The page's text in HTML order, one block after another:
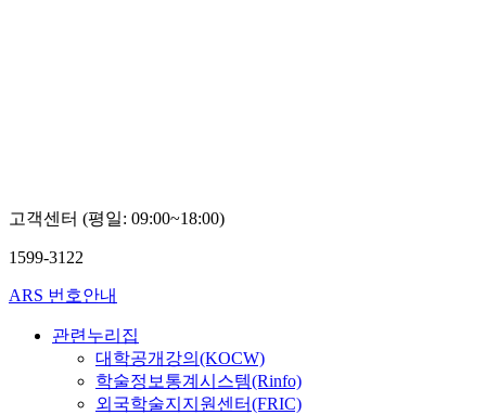
고객센터 (평일: 09:00~18:00)
1599-3122
ARS 번호안내
관련누리집
대학공개강의(KOCW)
학술정보통계시스템(Rinfo)
외국학술지지원센터(FRIC)